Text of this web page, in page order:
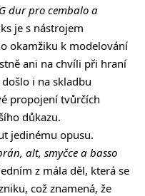
dur pro cembalo a
je s nástrojem
okamžiku k modelování
ani na chvíli při hraní
i na skladbu
propojení tvůrčích
důkazu.
jedinému opusu.
alt, smyčce a basso
z mála děl, která se
což znamená, že